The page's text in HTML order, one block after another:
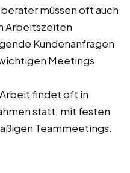
müssen oft auch
Arbeitszeiten
Kundenanfragen
Meetings
findet oft in
statt, mit festen
Teammeetings.